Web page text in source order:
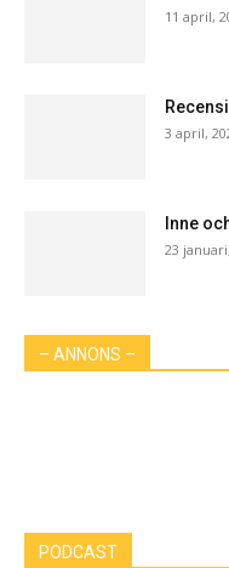
11 april,
3 april,
Inne
23
– ANNONS –
PODCAST